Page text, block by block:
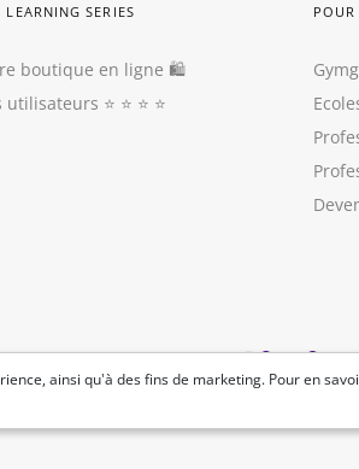
ainsi qu'à des fins de marketing. Pour en
LEARNING SERIES
boutique en ligne 🛍
utilisateurs ⭐️ ⭐️ ⭐️ ⭐️
POUR